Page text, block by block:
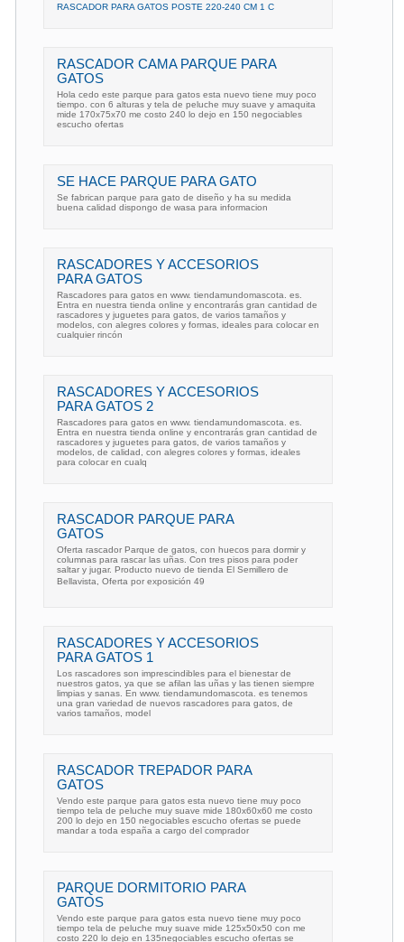
RASCADOR PARA GATOS POSTE 220-240 CM 1 C
RASCADOR CAMA PARQUE PARA
GATOS
Hola cedo este parque para gatos esta nuevo tiene muy poco
tiempo. con 6 alturas y tela de peluche muy suave y amaquita
mide 170x75x70 me costo 240 lo dejo en 150 negociables
escucho ofertas
SE HACE PARQUE PARA GATO
Se fabrican parque para gato de diseño y ha su medida
buena calidad dispongo de wasa para informacion
RASCADORES Y ACCESORIOS
PARA GATOS
Rascadores para gatos en www. tiendamundomascota. es.
Entra en nuestra tienda online y encontrarás gran cantidad de
rascadores y juguetes para gatos, de varios tamaños y
modelos, con alegres colores y formas, ideales para colocar en
cualquier rincón
RASCADORES Y ACCESORIOS
PARA GATOS 2
Rascadores para gatos en www. tiendamundomascota. es.
Entra en nuestra tienda online y encontrarás gran cantidad de
rascadores y juguetes para gatos, de varios tamaños y
modelos, de calidad, con alegres colores y formas, ideales
para colocar en cualq
RASCADOR PARQUE PARA
GATOS
Oferta rascador Parque de gatos, con huecos para dormir y
columnas para rascar las uñas. Con tres pisos para poder
saltar y jugar. Producto nuevo de tienda El Semillero de
Bellavista, Oferta por exposición 49
RASCADORES Y ACCESORIOS
PARA GATOS 1
Los rascadores son imprescindibles para el bienestar de
nuestros gatos, ya que se afilan las uñas y las tienen siempre
limpias y sanas. En www. tiendamundomascota. es tenemos
una gran variedad de nuevos rascadores para gatos, de
varios tamaños, model
RASCADOR TREPADOR PARA
GATOS
Vendo este parque para gatos esta nuevo tiene muy poco
tiempo tela de peluche muy suave mide 180x60x60 me costo
200 lo dejo en 150 negociables escucho ofertas se puede
mandar a toda españa a cargo del comprador
PARQUE DORMITORIO PARA
GATOS
Vendo este parque para gatos esta nuevo tiene muy poco
tiempo tela de peluche muy suave mide 125x50x50 con me
costo 220 lo dejo en 135negociables escucho ofertas se